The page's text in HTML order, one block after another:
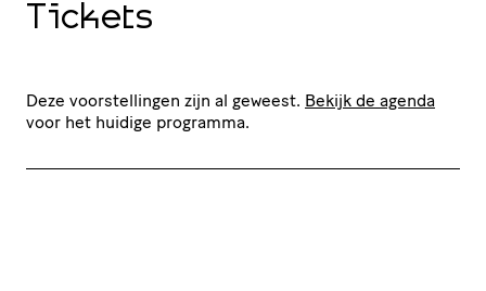
Tickets
Deze voorstellingen zijn al geweest. Bekijk de agenda
voor het huidige programma.